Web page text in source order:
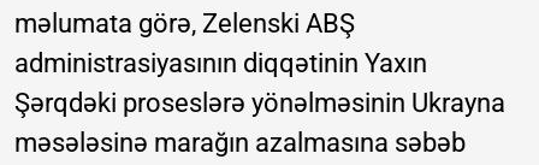
məlumata görə, Zelenski ABŞ
administrasiyasının diqqətinin Yaxın
Şərqdəki proseslərə yönəlməsinin Ukrayna
məsələsinə marağın azalmasına səbəb